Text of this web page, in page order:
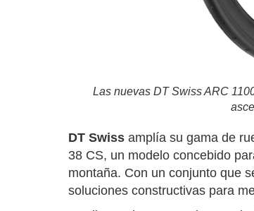
Las nuevas DT Swiss ARC
DT Swissamplía su gama de
38 CS, un modelo concebido
montaña. Con un conjunto que
soluciones constructivas para